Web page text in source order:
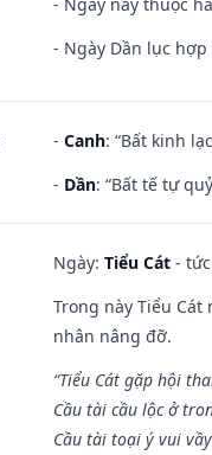
- Ngày Dần lục
- Canh: “Bất kinh
- Dần: “Bất tế tự
Ngày: Tiểu Cát -
Trong này Tiểu
nhân nâng đỡ.
“Tiểu Cát gặp hội
Cầu tài cầu lộc ở
Cầu tài toại ý vui vầy